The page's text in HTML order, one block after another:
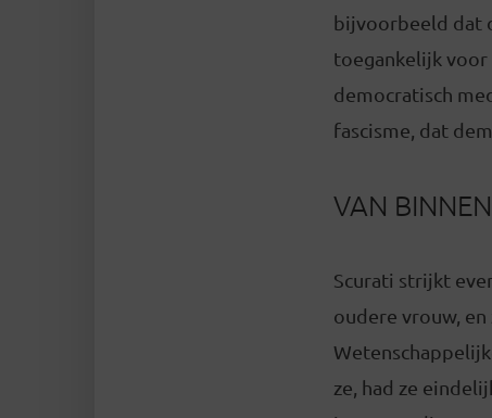
bijvoorbeeld dat
toegankelijk voor
democratisch
fascisme, dat
VAN
Scurati strijkt
oudere vrouw,
ze, had ze